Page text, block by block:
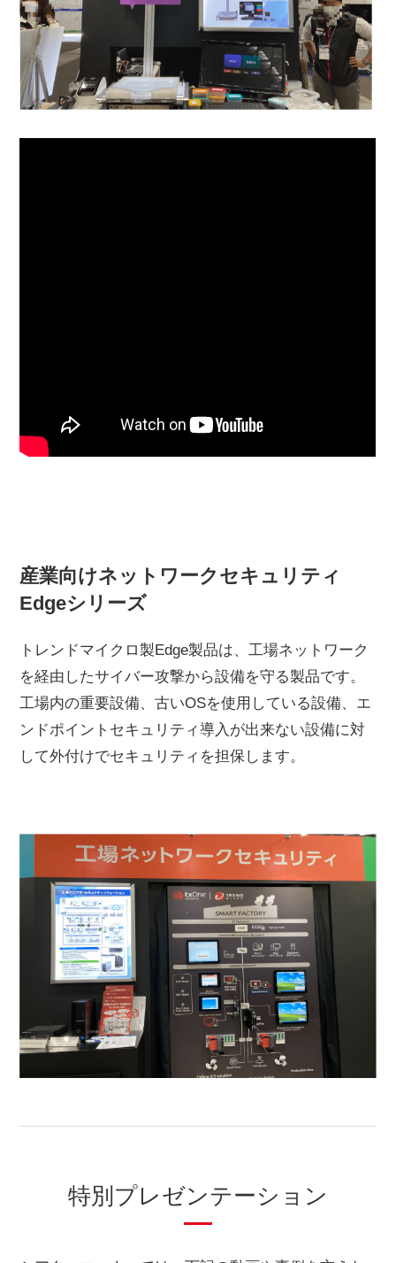
産業向けネットワークセキュリティ
Edgeシリーズ
トレンドマイクロ製Edge製品は、工場ネットワーク
を経由したサイバー攻撃から設備を守る製品です。
工場内の重要設備、古いOSを使用している設備、エ
ンドポイントセキュリティ導入が出来ない設備に対
して外付けでセキュリティを担保します。
特別プレゼンテーション